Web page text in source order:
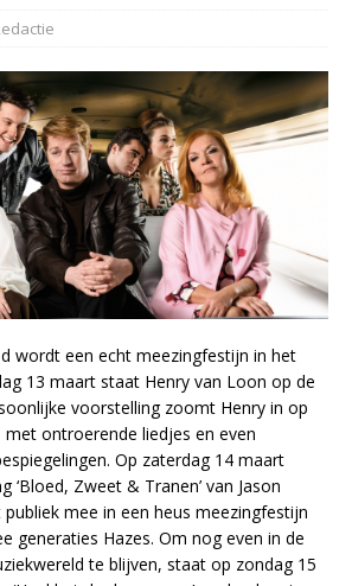
wordt een echt meezingfestijn in het
13 maart staat Henry van Loon op de
voorstelling zoomt Henry in op
ontroerende liedjes en even
Op zaterdag 14 maart
‘Bloed, Zweet & Tranen’ van Jason
mee in een heus meezingfestijn
generaties Hazes. Om nog even in de
te blijven, staat op zondag 15